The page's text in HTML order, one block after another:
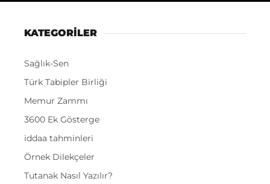
KATEGORİLER
Sağlık-Sen
Türk Tabipler Birliği
Memur Zammı
3600 Ek Gösterge
iddaa tahminleri
Örnek Dilekçeler
Tutanak Nasıl Yazılır?